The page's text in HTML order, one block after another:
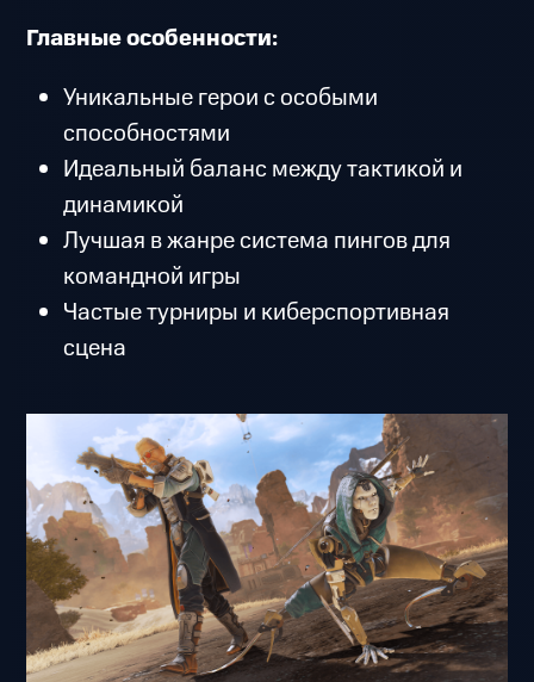
Главные особенности:
Уникальные герои с особыми
способностями
Идеальный баланс между тактикой и
динамикой
Лучшая в жанре система пингов для
командной игры
Частые турниры и киберспортивная
сцена